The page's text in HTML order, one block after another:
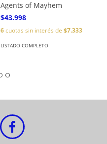
Agents of Mayhem
$43.998
6cuotas sin interés de $7.333
LISTADO COMPLETO